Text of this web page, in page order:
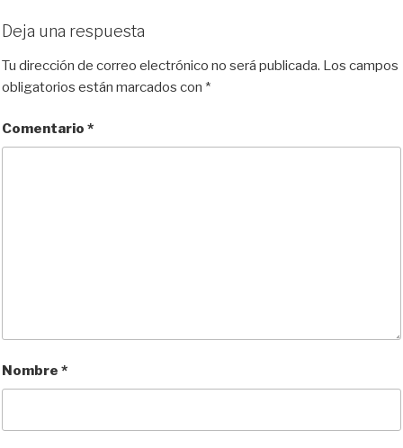
Deja una respuesta
Tu dirección de correo electrónico no será publicada. Los campos
obligatorios están marcados con *
Comentario *
Nombre *